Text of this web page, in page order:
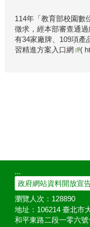
114年「教育部校園數
徵求，經本部審查通
有34家廠牌、109項產
習精進方案入口網
(
:::
政府網站資料開放宣
瀏覽人次： 128890
地址：106214 臺北市
和平東路二段一零六